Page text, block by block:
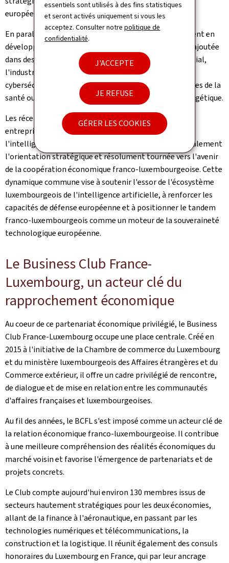
essentiels sont utilisés à des fins statistiques
et seront activés uniquement si vous les
acceptez. Consulter notrepolitique de
confidentialité.
J'ACCEPTE
JE REFUSE
GÉRER LES COOKIES
européens.
En parallèle, le Luxembourg affirme son positionnement en
développant un écosystème dynamique à forte valeur ajoutée
dans des secteurs stratégiques d'avenir tels que le spatial,
l'industrie de pointe, la logistique, les FinTech, la
cybersécurité, l'intelligence artificielle, les technologies de la
santé ou encore des solutions liées à la transition énergétique.
Les récents investissements luxembourgeois dans des
entreprises françaises actives dans les domaines de
l'intelligence artificielle et de la défense illustrent également
l'orientation stratégique et résolument tournée vers l'avenir
de la coopération économique franco-luxembourgeoise. Cette
dynamique commune vise à soutenir l'essor de l'écosystème
luxembourgeois de l'intelligence artificielle, à renforcer les
capacités de défense européenne et à positionner le tandem
franco-luxembourgeois comme un moteur de la souveraineté
technologique européenne.
Le Business Club France-
Luxembourg, un acteur clé du
rapprochement économique
Au coeur de ce partenariat économique privilégié, le Business
Club France-Luxembourg occupe une place centrale. Créé en
2015 à l'initiative de la Chambre de commerce du Luxembourg
et du ministère luxembourgeois des Affaires étrangères et du
Commerce extérieur, il offre un cadre privilégié de rencontre,
de dialogue et de mise en relation entre les communautés
d'affaires françaises et luxembourgeoises.
Au fil des années, le BCFL s'est imposé comme un acteur clé de
la relation économique franco-luxembourgeoise. Il contribue
à une meilleure compréhension des réalités économiques du
marché voisin et favorise l'émergence de partenariats et de
projets concrets.
Le Club compte aujourd'hui environ 130 membres issus de
secteurs hautement stratégiques pour les deux économies,
allant de la finance à l'aéronautique, en passant par les
technologies numériques et télécommunications, la
construction et la logistique. Il réunit également des consuls
honoraires du Luxembourg en France, qui par leur ancrage